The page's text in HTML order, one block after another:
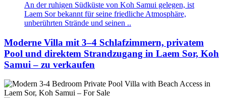
An der ruhigen Südküste von Koh Samui gelegen, ist
Laem Sor bekannt für seine friedliche Atmosphäre,
unberührten Strände und seinen ..
Moderne Villa mit 3–4 Schlafzimmern, privatem
Pool und direktem Strandzugang in Laem Sor, Koh
Samui – zu verkaufen